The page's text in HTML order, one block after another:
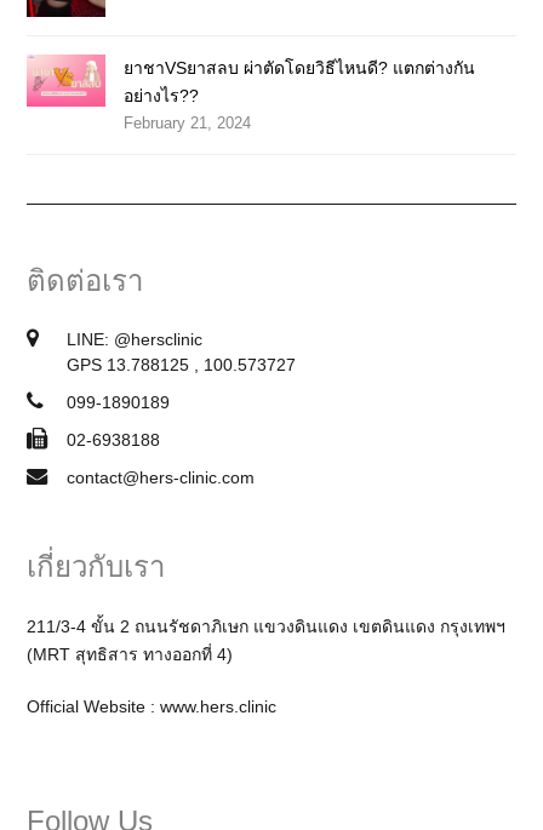
ยาชาVSยาสลบ ผ่าตัดโดยวิธีไหนดี? แตกต่างกัน
อย่างไร??
February 21, 2024
ติดต่อเรา
LINE: @hersclinic
GPS 13.788125 , 100.573727
099-1890189
02-6938188
contact@hers-clinic.com
เกี่ยวกับเรา
211/3-4 ขั้น 2 ถนนรัชดาภิเษก แขวงดินแดง เขตดินแดง กรุงเทพฯ
(MRT สุทธิสาร ทางออกที่ 4)
Official Website :www.hers.clinic
Follow Us